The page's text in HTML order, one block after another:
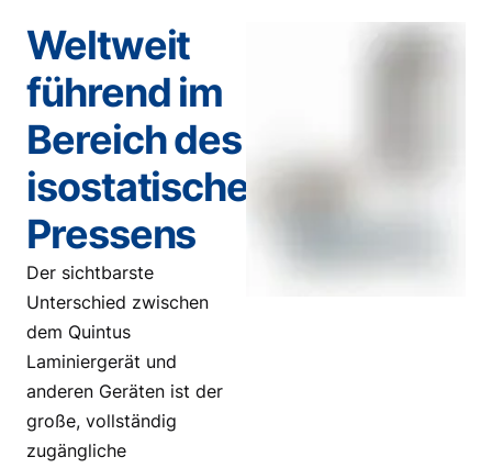
Weltweit
führend im
Bereich des
isostatischen
Pressens
Der sichtbarste
Unterschied zwischen
dem Quintus
Laminiergerät und
anderen Geräten ist der
große, vollständig
zugängliche